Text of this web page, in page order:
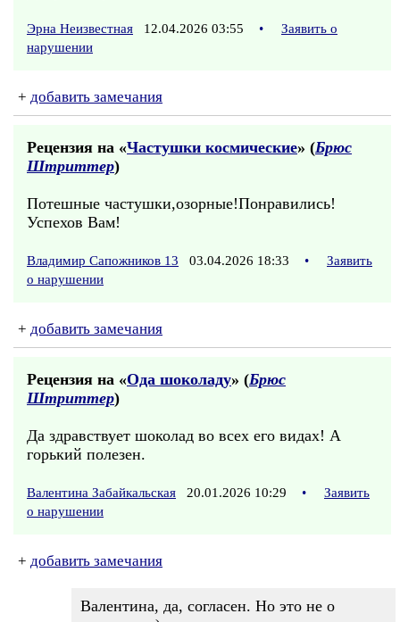
Эрна Неизвестная 12.04.2026 03:55 •
Заявить о
нарушении
+ добавить замечания
Рецензия на «Частушки космические» (Брюс
Штриттер)
Потешные частушки,озорные!Понравились!
Успехов Вам!
Владимир Сапожников 13 03.04.2026 18:33 •
Заявить
о нарушении
+ добавить замечания
Рецензия на «Ода шоколаду» (Брюс
Штриттер)
Да здравствует шоколад во всех его видах! А
горький полезен.
Валентина Забайкальская 20.01.2026 10:29 •
Заявить
о нарушении
+ добавить замечания
Валентина, да, согласен. Но это не о